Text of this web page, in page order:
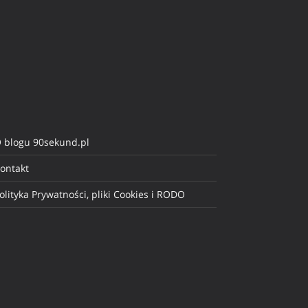
blogu 90sekund.pl
Prywatności, pliki Cookies i RODO